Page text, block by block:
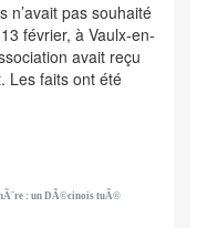
n’avait pas souhaité
février, à Vaulx-en-
avait reçu
Les faits ont été
: un DÃ©cinois tuÃ©